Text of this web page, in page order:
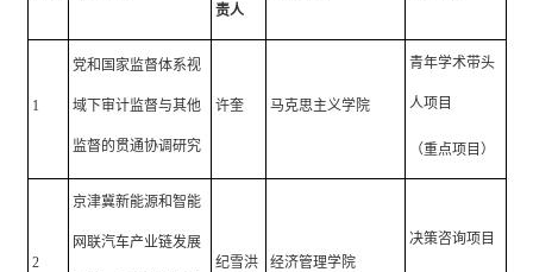
责人
1
党和国家监督体系视
域下审计监督与其他
监督的贯通协调研究
许奎 马克思主义学院
青年学术带头
人项目
（重点项目）
2
京津冀新能源和智能
网联汽车产业链发展
纪雪洪 经济管理学院
决策咨询项目